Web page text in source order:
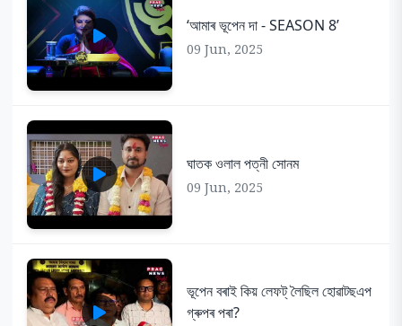
‘আমাৰ ভূপেন দা - SEASON 8’
09 Jun, 2025
ঘাতক ওলাল পত্নী সোনম
09 Jun, 2025
ভূপেন বৰাই কিয় লেফট্ লৈছিল হোৱাটছএপ
গ্ৰুপৰ পৰা?